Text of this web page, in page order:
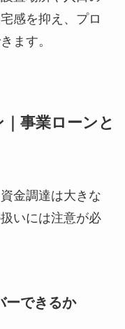
感を抑え、プロ
ます。
事業ローンと
金調達は大きな
いには注意が必
ーできるか